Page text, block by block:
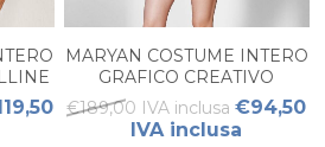
MARYAN COSTUME INTERO
GRAFICO CREATIVO
ABSTRACTION
€189,00 IVA inclusa €94,50
IVA inclusa